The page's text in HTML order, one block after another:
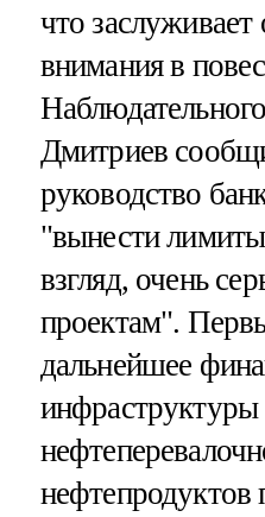
что заслуживает
внимания в
Дмитриев
руководство
"вынести
взгляд, очень
проектам".
дальнейшее
инфраструктуры
нефтепродуктов